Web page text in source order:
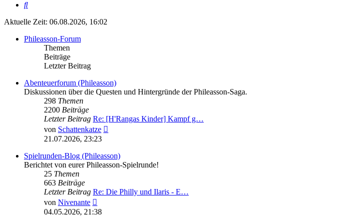
Suche
Aktuelle Zeit: 06.08.2026, 16:02
Phileasson-Forum
Themen
Beiträge
Letzter Beitrag
Abenteuerforum (Phileasson)
Diskussionen über die Questen und Hintergründe der Phileasson-Saga.
298 Themen
2200 Beiträge
Letzter Beitrag Re: [H'Rangas Kinder] Kampf g…
von Schattenkatze
21.07.2026, 23:23
Spielrunden-Blog (Phileasson)
Berichtet von eurer Phileasson-Spielrunde!
25 Themen
663 Beiträge
Letzter Beitrag Re: Die Philly und Ilaris - E…
von Nivenante
Beitrag
04.05.2026, 21:38